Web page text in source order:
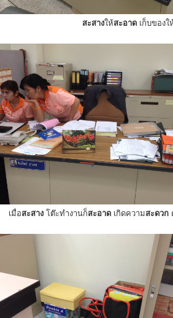
สะสางให้สะอาดเก็บของใ
เมื่อสะสางโต๊ะทำงานก็สะอาดเกิดความสะดวก